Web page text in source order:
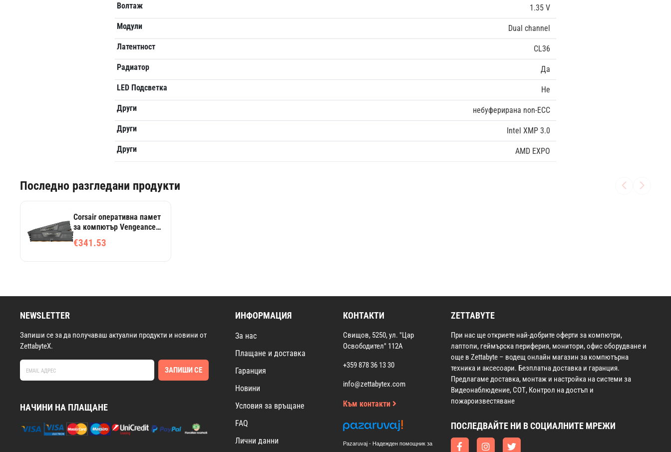
Волтаж
1.35 V
Модули
Dual channel
Латентност
CL36
Радиатор
Да
LED Подсветка
Не
Други
небуферирана non-ECC
Други
Intel XMP 3.0
Други
AMD EXPO
Последно разгледани продукти
Corsair оперативна памет
за компютър Vengeance
6000MHz, CL36, AMD
€341.53
NEWSLETTER
Запиши се за да получаваш актуални продукти и новини от
ZettabyteX.
ЗАПИШИ СЕ
НАЧИНИ НА ПЛАЩАНЕ
ИНФОРМАЦИЯ
За нас
Плащане и доставка
Гаранция
Новини
Условия за връщане
FAQ
Лични данни
КОНТАКТИ
Свищов, 5250, ул. "Цар
Освободител" 112А
+359 878 36 13 30
info@zettabytex.com
Към контакти
Pazaruvaj - Надежден помощник за
ZETTABYTE
При нас ще откриете най-добрите оферти за компютри,
лаптопи, геймърска периферия, монитори, офис оборудване и
още в Zettabyte – водещ онлайн магазин за компютърна
техника и аксесоари. Безплатна доставка и гаранция.
Предлагаме доставка, монтаж и настройка на системи за
Видеонаблюдение, СОТ, Контрол на достъп и
пожароизвестяване
ПОСЛЕДВАЙТЕ НИ В СОЦИАЛНИТЕ МРЕЖИ